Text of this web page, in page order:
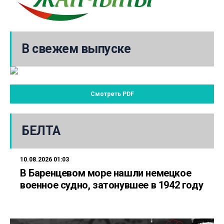
В свежем выпуске
Смотреть PDF
БЕЛТА
10.08.2026 01:03
В Баренцевом море нашли немецкое
военное судно, затонувшее в 1942 году